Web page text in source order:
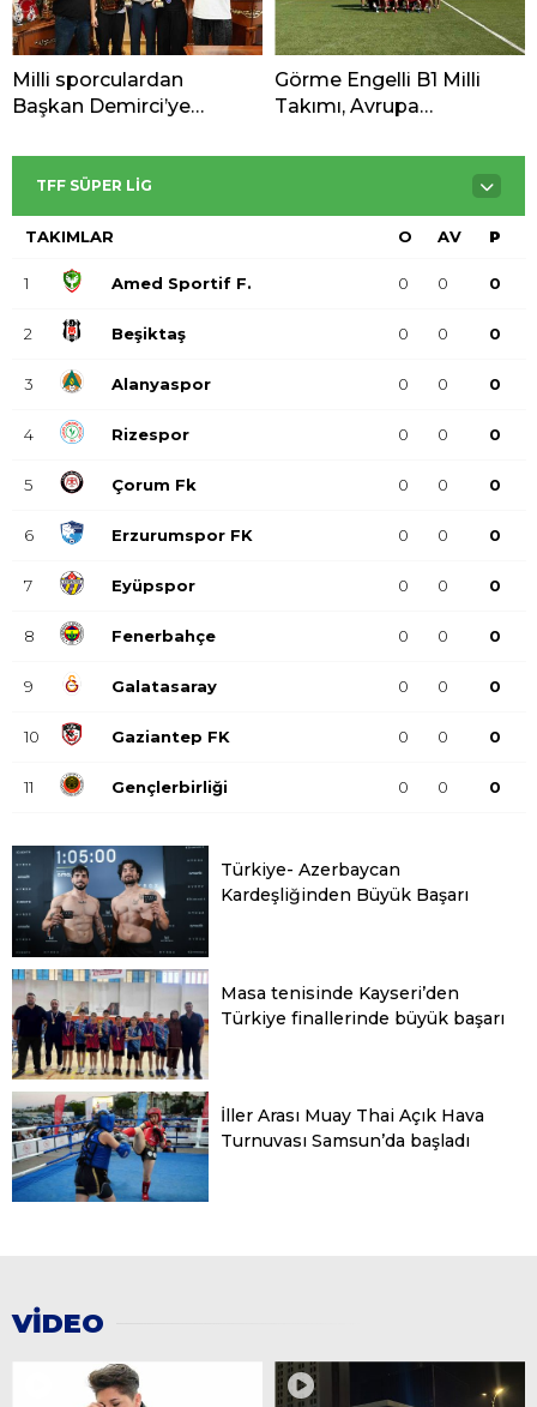
Milli sporculardan
Başkan Demirci’ye
Görme Engelli B1 Milli
Takımı, Avrupa
hazırlanıyor
TFF SÜPER LIG
TAKIMLAR O AV P
1 Amed Sportif F. 0 0 0
2 Beşiktaş 0 0 0
3 Alanyaspor 0 0 0
4 Rizespor 0 0 0
5 Çorum Fk 0 0 0
6 Erzurumspor FK 0 0 0
7 Eyüpspor 0 0 0
8 Fenerbahçe 0 0 0
9 Galatasaray 0 0 0
10 Gaziantep FK 0 0 0
11 Gençlerbirliği 0 0 0
13 Başakşehir 0
14 Kasımpaşa
15 Kocaelispor
16 Konyaspor 0 0 0
17 Samsunspor
18 Trabzonspor
Türkiye- Azerbaycan
Kardeşliğinden Büyük Başarı
Masa tenisinde Kayseri’den
Türkiye finallerinde büyük başarı
İller Arası Muay Thai Açık Hava
Turnuvası Samsun’da başladı
VİDEO